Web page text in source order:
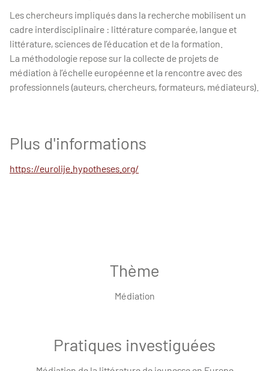
Les chercheurs impliqués dans la recherche mobilisent un
cadre interdisciplinaire : littérature comparée, langue et
littérature, sciences de l’éducation et de la formation.
La méthodologie repose sur la collecte de projets de
médiation à l’échelle européenne et la rencontre avec des
professionnels (auteurs, chercheurs, formateurs, médiateurs).
Plus d'informations
https://eurolije.hypotheses.org/
Thème
Médiation
Pratiques investiguées